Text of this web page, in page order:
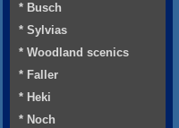
* Busch
* Sylvias
* Woodland scenics
* Faller
* Heki
* Noch